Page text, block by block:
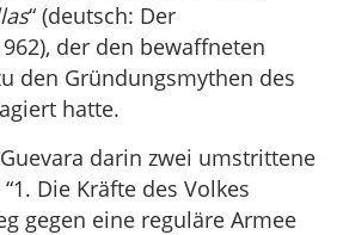
“ (deutsch: Der
der den bewaffneten
den Gründungsmythen des
hatte.
darin zwei umstrittene
Die Kräfte des Volkes
gegen eine reguläre Armee